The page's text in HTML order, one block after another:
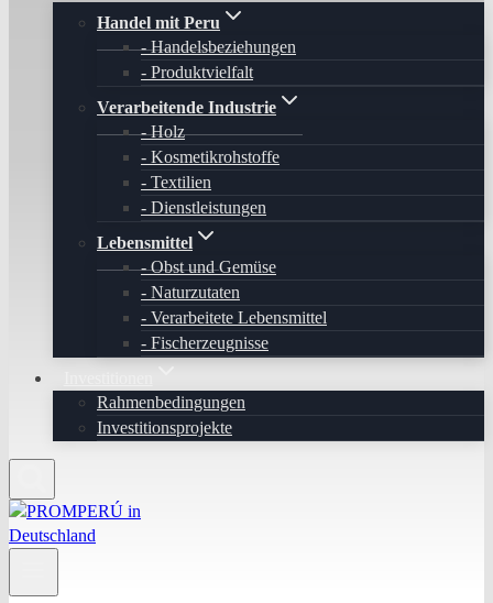
Handel mit Peru
Handelsbeziehungen
Produktvielfalt
Verarbeitende Industrie
Holz
Kosmetikrohstoffe
Textilien
Dienstleistungen
Lebensmittel
Obst und Gemüse
Naturzutaten
Verarbeitete Lebensmittel
Fischerzeugnisse
Rahmenbedingungen
Investitionsprojekte